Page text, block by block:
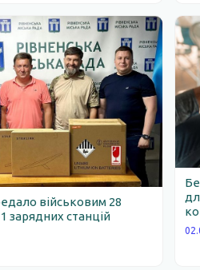
військовим 28
зарядних станцій